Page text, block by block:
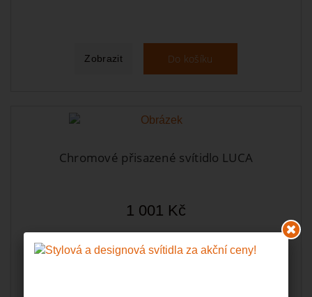
Zobrazit Do košíku
Chromové přisazené svítidlo LUCA
1 001 Kč
Skladem u dodavatele, obvykle do 7-mi dní